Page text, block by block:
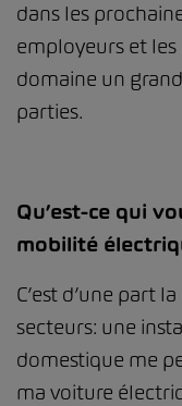
dans les
employeurs et les
domaine un
parties.
Qu’est-ce qui
mobilité
C’est d’une part
secteurs: une
domestique me
ma voiture